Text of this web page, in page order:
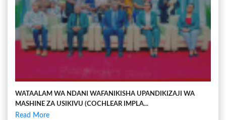
WATAALAM WA NDANI WAFANIKISHA UPANDIKIZAJI WA
MASHINE ZA USIKIVU (COCHLEAR IMPLA...
Read More